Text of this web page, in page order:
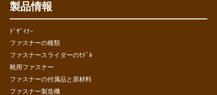
製品情報
ﾃﾞｻﾞｲﾅｰ
ファスナーの種類
ファスナースライダーのﾓﾃﾞﾙ
靴用ファスナー
ファスナーの付属品と原材料
ファスナー製造機